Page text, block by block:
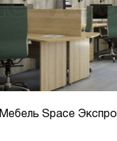
Мебель Space Экспро